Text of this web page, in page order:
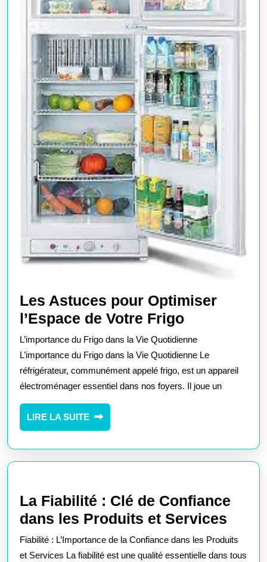
Les Astuces pour Optimiser
l’Espace de Votre FrigoLes
Astuces
pour
Optimiser
l’Espace
L’importance du Frigo dans la Vie Quotidienne
L’importance du Frigo dans la Vie Quotidienne Le
réfrigérateur, communément appelé frigo, est un appareil
électroménager essentiel dans nos foyers. Il joue un
LIRE LA SUITE
LIRE
LA
La Fiabilité : Clé de Confiance
dans les Produits et Services
:
Fiabilité : L’Importance de la Confiance dans les Produits
et Services La fiabilité est une qualité essentielle dans tous